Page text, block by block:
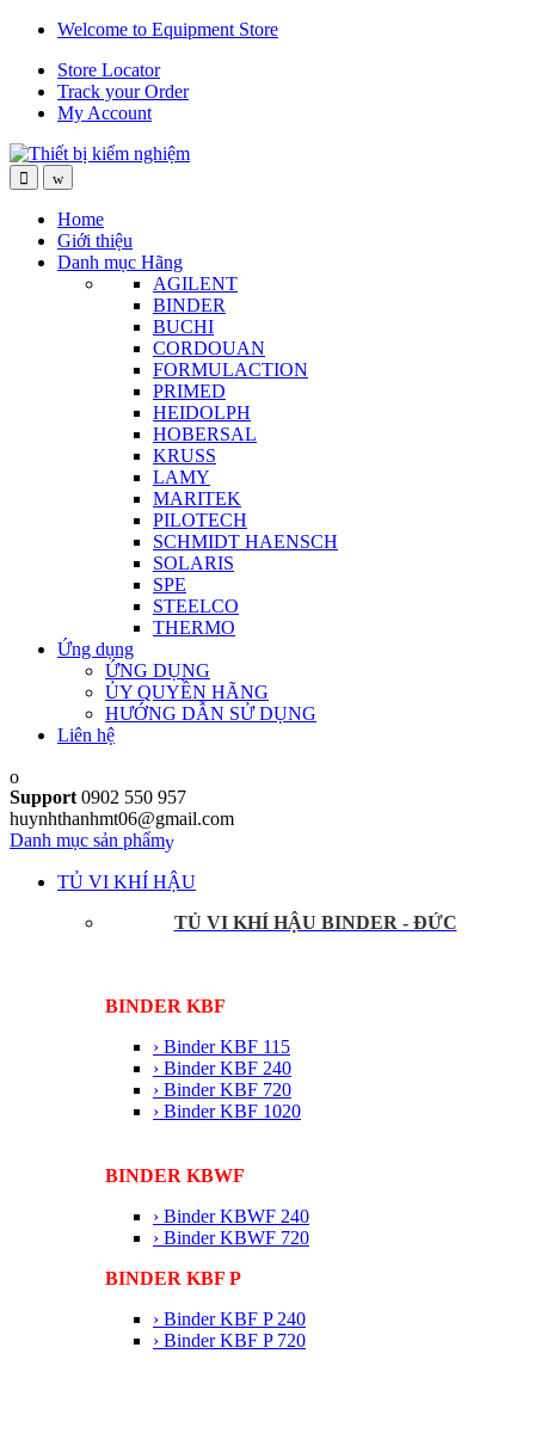
Skip
navigation
Skip
content
Welcome to Equipment Store
Store Locator
Track your Order
My Account
Home
Giới thiệu
Danh mục Hãng
AGILENT
BINDER
BUCHI
CORDOUAN
FORMULACTION
PRIMED
HEIDOLPH
HOBERSAL
KRUSS
LAMY
MARITEK
PILOTECH
SCHMIDT HAENSCH
SOLARIS
SPE
STEELCO
THERMO
Ứng dụng
ỨNG DỤNG
ỦY QUYỀN HÃNG
HƯỚNG DẪN SỬ DỤNG
Liên hệ
Support 0902 550 957
huynhthanhmt06@gmail.com
Danh mục sản phẩm
TỦ VI KHÍ HẬU
TỦ VI KHÍ HẬU BINDER - ĐỨC
BINDER KBF
› Binder KBF 115
› Binder KBF 240
› Binder KBF 720
› Binder KBF 1020
BINDER KBWF
› Binder KBWF 240
› Binder KBWF 720
BINDER KBF P
› Binder KBF P 240
› Binder KBF P 720